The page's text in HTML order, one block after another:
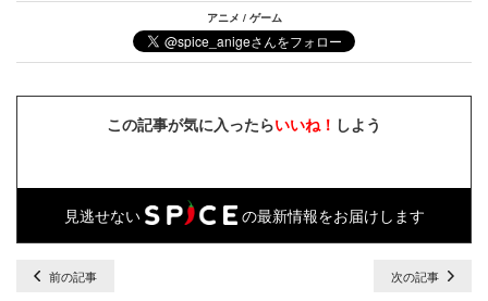
アニメ / ゲーム
この記事が気に入ったらいいね！ しよう
見逃せない の最新情報をお届けします
前の記事 次の記事